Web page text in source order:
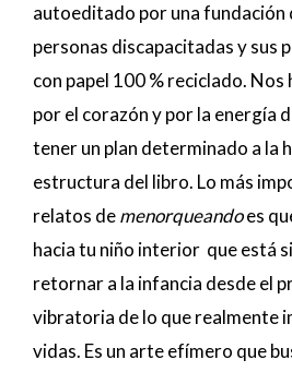
autoeditado por una fundación
personas discapacitadas y sus
con papel 100 % reciclado.
por el corazón y por la energía
tener un plan determinado a la
estructura del libro. Lo más
relatos demenorqueandoes
hacia tu niño interior que está
retornar a la infancia desde el
vibratoria de lo que realmente
vidas. Es un arte efímero que